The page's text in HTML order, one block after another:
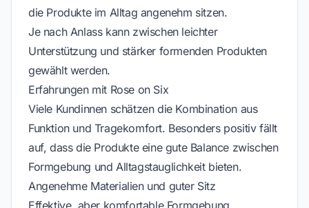
die Produkte im Alltag angenehm sitzen.
Je nach Anlass kann zwischen leichter
Unterstützung und stärker formenden Produkten
gewählt werden.
Erfahrungen mit Rose on Six
Viele Kundinnen schätzen die Kombination aus
Funktion und Tragekomfort. Besonders positiv fällt
auf, dass die Produkte eine gute Balance zwischen
Formgebung und Alltagstauglichkeit bieten.
Angenehme Materialien und guter Sitz
Effektive, aber komfortable Formgebung